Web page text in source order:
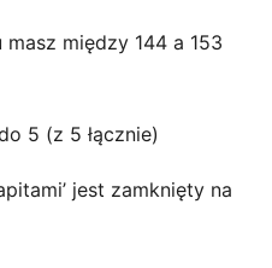
między 144 a 153
5 (z 5 łącznie)
jest zamknięty na